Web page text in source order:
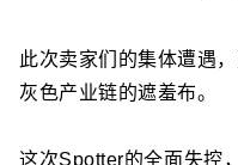
此次卖家们的集体遭遇
灰色产业链的遮羞布。
这次Spotter的全面失控